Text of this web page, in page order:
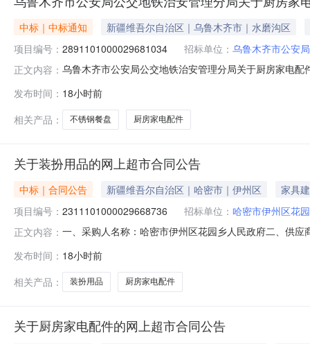
中标｜中标通知
新疆维吾尔自治区｜乌鲁木齐市｜水磨沟区
项目编号： 2891101000029681034 招标单位： 乌鲁木齐市公安
正文内容： 乌鲁木齐市公安局公交地铁治安管理分局关于厨房家电
计划金额（元）:项目所在行政区划编码:650199项目所
发布时间： 18小时前
相关产品：
不锈钢餐盘 厨房家电配件
关于装扮用品的网上超市合同公告
中标｜合同公告 新疆维吾尔自治区｜哈密市｜伊州区
家具
项目编号： 2311101000029668736 招标单位： 哈密市伊州区花
正文内容： 一、采购人名称：哈密市伊州区花园乡人民政府二、供
记本套装个32.006019202厨房家电配件微波炉（党员红
发布时间： 18小时前
相关产品：
装扮用品 厨房家电配件
关于厨房家电配件的网上超市合同公告